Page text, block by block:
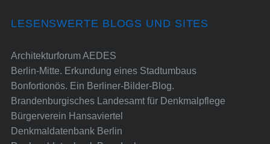
LESENSWERTE BLOGS UND SITES
Architekturforum AEDES
Berlin-Mitte. Erkundung eines Stadtumbaus
Bonfortionös. Ein Berliner-Bilder-Blog.
Brandenburgisches Landesamt für Denkmalpflege
Bürgerverein Hansaviertel
Denkmaldatenbank Berlin